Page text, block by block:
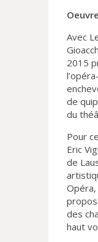
Avec
2015
de
du
Pour
Eric
de
Opéra,
des
haut